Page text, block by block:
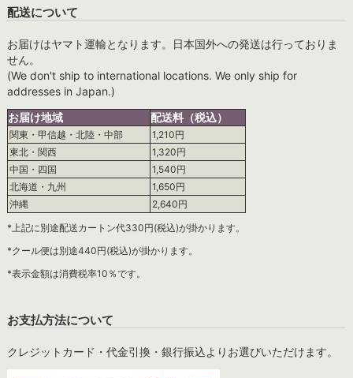
配送について
お届けはヤマト運輸となります。日本国外への発送は行っておりま
せん。
(We don't ship to international locations. We only ship for
addresses in Japan.)
お届け地域
配送料（税込）
関東・甲信越・北陸・中部
1,210円
東北・関西
1,320円
中国・四国
1,540円
北海道・九州
1,650円
沖縄
2,640円
*上記に別途配送カートン代330円(税込)が掛かります。
*クール便は別途440円(税込)が掛かります。
*表示金額は消費税率10％です。
お支払方法について
クレジットカード・代金引換・銀行振込よりお選びいただけます。